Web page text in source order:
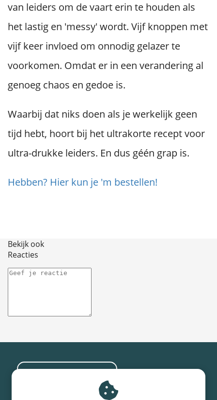
van leiders om de vaart erin te houden als
het lastig en 'messy' wordt. Vijf knoppen met
vijf keer invloed om onnodig gelazer te
voorkomen. Omdat er in een verandering al
genoeg chaos en gedoe is.
Waarbij dat niks doen als je werkelijk geen
tijd hebt, hoort bij het ultrakorte recept voor
ultra-drukke leiders. En dus géén grap is.
Hebben? Hier kun je 'm bestellen!
Bekijk ook
Reacties